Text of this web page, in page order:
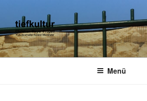
springen
TIEFKULTUR
kulturjournalist kurator moderator
Menü